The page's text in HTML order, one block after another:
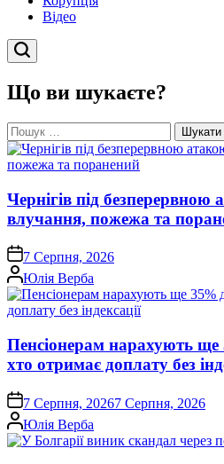
Відео
Що ви шукаєте?
Пошук:
Чернігів під безперервною
влучання, пожежа та
on 7 Серпня, 2026
Опубліковано
Юлія Верба
Пенсіонерам нарахують ще
хто отримає доплату без
on 7 Серпня, 20267 Серпня, 2026
Опубліковано
Юлія Верба